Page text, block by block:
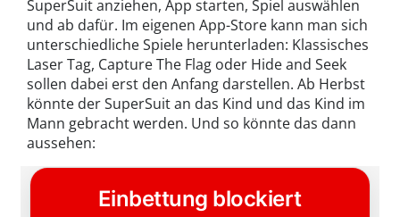
SuperSuit anziehen, App starten, Spiel auswählen
und ab dafür. Im eigenen App-Store kann man sich
unterschiedliche Spiele herunterladen: Klassisches
Laser Tag, Capture The Flag oder Hide and Seek
sollen dabei erst den Anfang darstellen. Ab Herbst
könnte der SuperSuit an das Kind und das Kind im
Mann gebracht werden. Und so könnte das dann
aussehen: